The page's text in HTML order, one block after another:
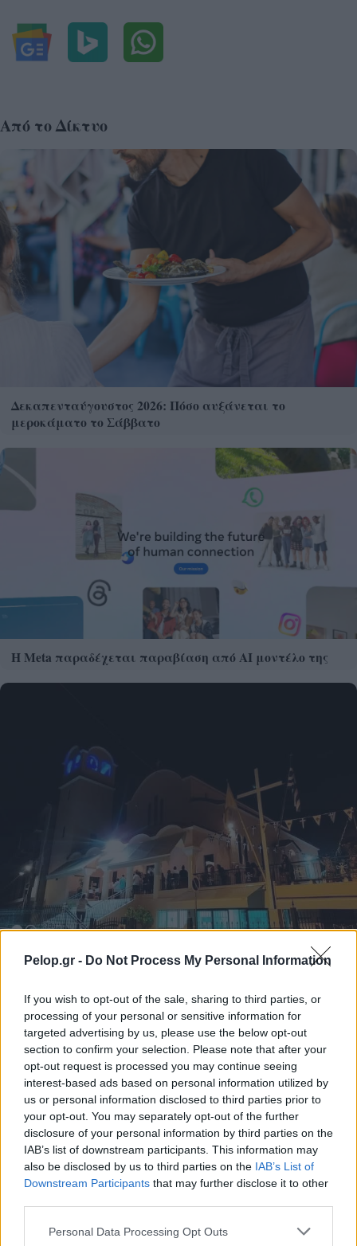
Pelop.gr - Do Not Process My Personal Information
If you wish to opt-out of the sale, sharing to third parties, or
processing of your personal or sensitive information for
targeted advertising by us, please use the below opt-out
section to confirm your selection. Please note that after your
opt-out request is processed you may continue seeing
interest-based ads based on personal information utilized by
us or personal information disclosed to third parties prior to
your opt-out. You may separately opt-out of the further
disclosure of your personal information by third parties on the
IAB’s list of downstream participants. This information may
also be disclosed by us to third parties on the IAB’s List of
Downstream Participants that may further disclose it to other
Please note that this website/app uses one or more Google
Personal Data Processing Opt Outs
Από το Δίκτυο
Δεκαπενταύγουστος 2026: Πόσο αυξάνεται το
μεροκάματο το Σάββατο
Η Meta παραδέχεται παραβίαση από AI μοντέλο της
Με λαμπρότητα ο εορτασμός της Μεταμορφώσεως του